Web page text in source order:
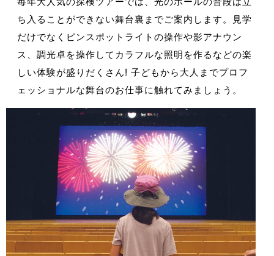
ち入ることができない舞台裏までご案内します。見学
だけでなくピンスポットライトの操作や影アナウン
ス、調光卓を操作してカラフルな照明を作るなどの楽
しい体験が盛りだくさん! 子どもから大人までプロフ
ェッショナルな舞台のお仕事に触れてみましょう。